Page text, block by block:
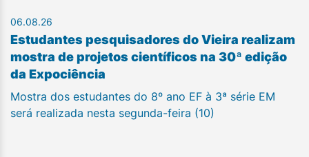
06.08.26
Estudantes pesquisadores do Vieira realizam
mostra de projetos científicos na 30ª edição
da Expociência
Mostra dos estudantes do 8º ano EF à 3ª série EM
será realizada nesta segunda-feira (10)